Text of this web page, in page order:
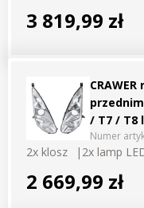
3 819,99 zł
/ T7 / T8
Numer
2x klosz 2x lamp
2 669,99 zł